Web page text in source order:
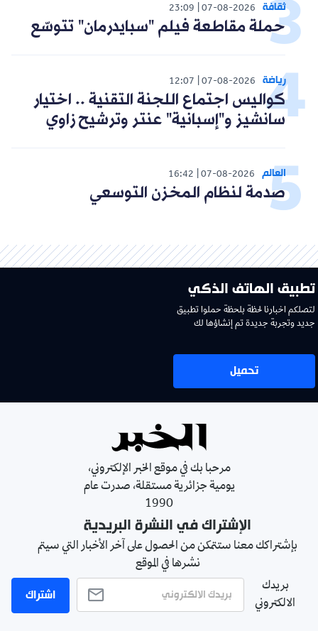
ثقافة 07-08-2026
23:09
حملة مقاطعة فيلم "سبايدرمان" تتوسّع
رياضة 07-08-2026
12:07
كواليس اجتماع اللجنة التقنية .. اختيار
سانشيز و"إسبانية" عنتر وترشيح زاوي
العالم 07-08-2026
16:42
صدمة لنظام المخزن التوسعي
تطبيق الهاتف الذكي
لتصلكم اخبارنا لحظة بلحظة حملوا تطبيق
جديد وتجربة جديدة تم إنشاؤها لك
تحميل
مرحبا بك في موقع الخبر الإلكتروني،
يومية جزائرية مستقلة، صدرت عام
1990
الإشتراك في النشرة البريدية
بإشتراكك معنا ستتمكن من الحصول على آخر الأخبار التي سيتم
نشرها في الموقع
بريدك
الالكتروني
اشتراك